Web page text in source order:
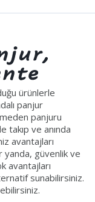
ürünlerle
panjur
panjuru
takıp ve anında
avantajları
yanda, güvenlik ve
avantajları
sunabilirsiniz.